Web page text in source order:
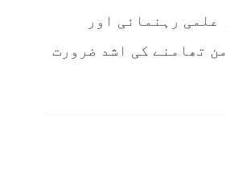
علمی رہنمائی اور
تھامنے کی اشد ضرورت